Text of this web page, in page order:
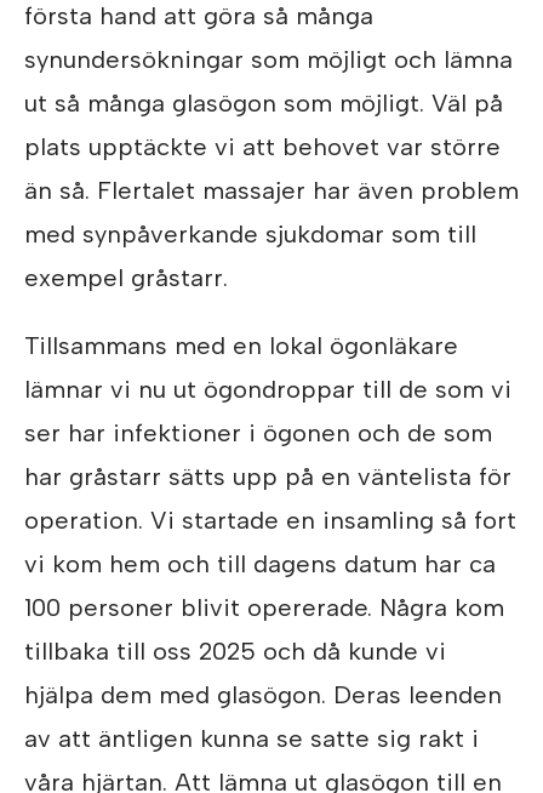
första hand att göra så många
synundersökningar som möjligt och lämna
ut så många glasögon som möjligt. Väl på
plats upptäckte vi att behovet var större
än så. Flertalet massajer har även problem
med synpåverkande sjukdomar som till
exempel gråstarr.
Tillsammans med en lokal ögonläkare
lämnar vi nu ut ögondroppar till de som vi
ser har infektioner i ögonen och de som
har gråstarr sätts upp på en väntelista för
operation. Vi startade en insamling så fort
vi kom hem och till dagens datum har ca
100 personer blivit opererade. Några kom
tillbaka till oss 2025 och då kunde vi
hjälpa dem med glasögon. Deras leenden
av att äntligen kunna se satte sig rakt i
våra hjärtan. Att lämna ut glasögon till en